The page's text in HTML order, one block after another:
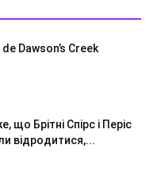
Dawson’s Creek
що Брітні Спірс і Періс
відродитися,...